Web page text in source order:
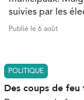
suivies par les
Publié le 6 août
POLITIQUE
Des coups de